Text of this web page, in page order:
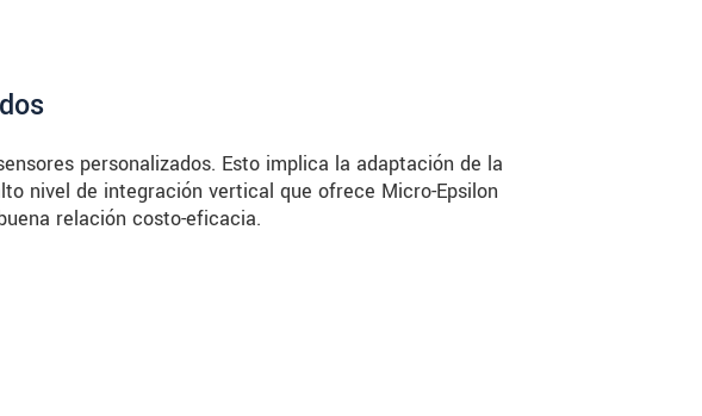
personalizados. Esto implica la adaptación de la
nivel de integración vertical que ofrece Micro-Epsilon
relación costo-eficacia.